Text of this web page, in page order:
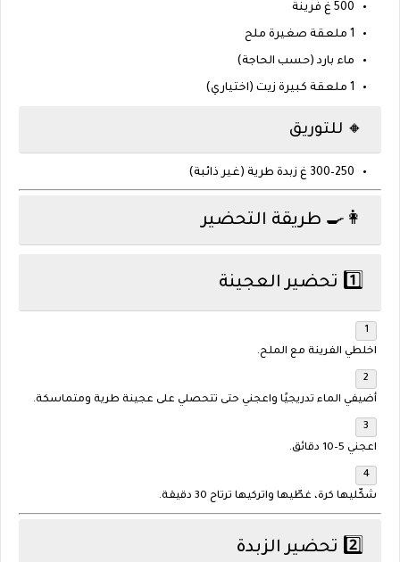
500 غ فرينة
1 ملعقة صغيرة ملح
ماء بارد (حسب الحاجة)
1 ملعقة كبيرة زيت (اختياري)
🔸 للتوريق
250–300 غ زبدة طرية (غير ذائبة)
👩‍🍳 طريقة التحضير
1️⃣ تحضير العجينة
اخلطي الفرينة مع الملح.
أضيفي الماء تدريجيًا واعجني حتى تتحصلي على عجينة طرية ومتماسكة.
اعجني 5–10 دقائق.
شكّليها كرة، غطّيها واتركيها ترتاح 30 دقيقة .
2️⃣ تحضير الزبدة